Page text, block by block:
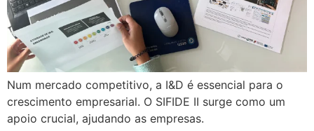
Num mercado competitivo, a I&D é essencial para o
crescimento empresarial. O SIFIDE II surge como um
apoio crucial, ajudando as empresas.